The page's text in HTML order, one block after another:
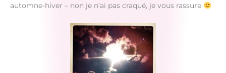
automne-hiver – non je n’ai pas craqué, je vous rassure